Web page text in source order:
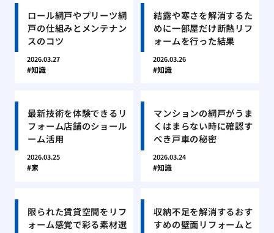
ロール網戸やプリーツ網
戸の仕組みとメンテナン
スのコツ
2026.03.27
知識
結露や寒さを解消するた
めに一部屋だけ断熱リフ
ォームを行った結果
2026.03.26
知識
最新技術を体験できるリ
フォーム店舗のショール
ーム活用
2026.03.25
家
マンションの網戸がうま
くはまらない時に確認す
べき戸車の秘密
2026.03.24
知識
限られた賃貸空間をリフ
ォーム感覚で彩る素材選
収納不足を解消するおす
すめの壁面リフォームと